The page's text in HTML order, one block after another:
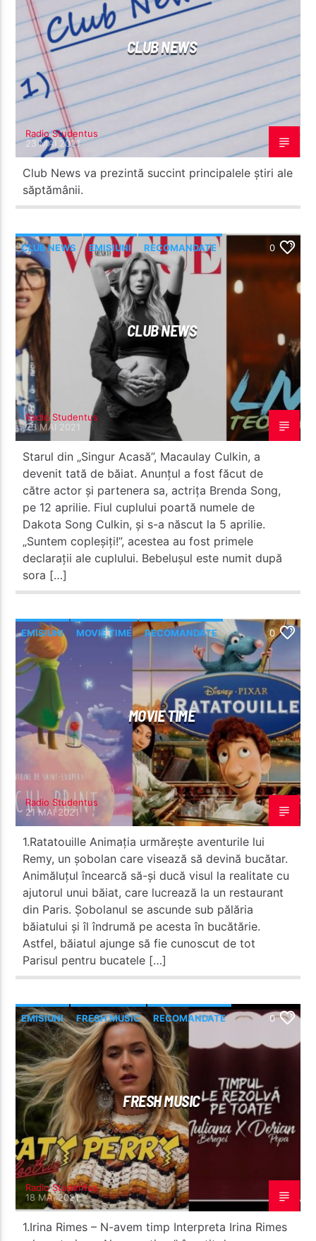
CLUB NEWS
Radio Studentus
23 MAI 2021
Club News va prezintă succint principalele știri ale
săptămânii.
CLUB NEWS EMISIUNI RECOMANDATE 0
CLUB NEWS
Radio Studentus
23 MAI 2021
Starul din „Singur Acasă”, Macaulay Culkin, a
devenit tată de băiat. Anunțul a fost făcut de
către actor și partenera sa, actrița Brenda Song,
pe 12 aprilie. Fiul cuplului poartă numele de
Dakota Song Culkin, și s-a născut la 5 aprilie.
„Suntem copleșiți!”, acestea au fost primele
declarații ale cuplului. Bebelușul este numit după
sora […]
EMISIUNI MOVIE TIME RECOMANDATE 0
MOVIE TIME
Radio Studentus
21 MAI 2021
1.Ratatouille Animația urmărește aventurile lui
Remy, un șobolan care visează să devină bucătar.
Animăluțul încearcă să-și ducă visul la realitate cu
ajutorul unui băiat, care lucrează la un restaurant
din Paris. Șobolanul se ascunde sub pălăria
băiatului și îl îndrumă pe acesta în bucătărie.
Astfel, băiatul ajunge să fie cunoscut de tot
Parisul pentru bucatele […]
EMISIUNI FRESH MUSIC RECOMANDATE 0
FRESH MUSIC
Radio Studentus
18 MAI 2021
1.Irina Rimes – N-avem timp Interpreta Irina Rimes